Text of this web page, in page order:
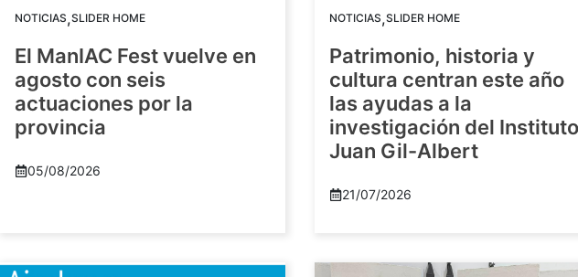
NOTICIAS,SLIDER HOME
El ManIAC Fest vuelve en
agosto con seis
actuaciones por la
provincia
05/08/2026
NOTICIAS,SLIDER HOME
Patrimonio, historia y
cultura centran este año
las ayudas a la
investigación del Instituto
Juan Gil-Albert
21/07/2026